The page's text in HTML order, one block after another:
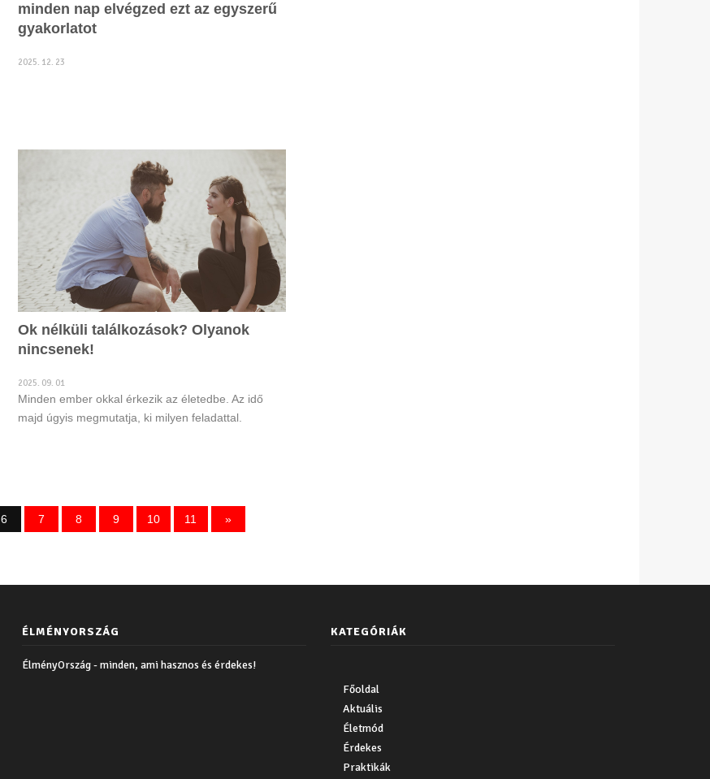
minden nap elvégzed ezt az egyszerű
gyakorlatot
2025. 12. 23
Ok nélküli találkozások? Olyanok
nincsenek!
2025. 09. 01
Minden ember okkal érkezik az életedbe. Az idő
majd úgyis megmutatja, ki milyen feladattal.
6 7 8 9 10 11 »
ÉLMÉNYORSZÁG
ÉlményOrszág - minden, ami hasznos és érdekes!
KATEGÓRIÁK
Főoldal
Aktuális
Életmód
Érdekes
Praktikák